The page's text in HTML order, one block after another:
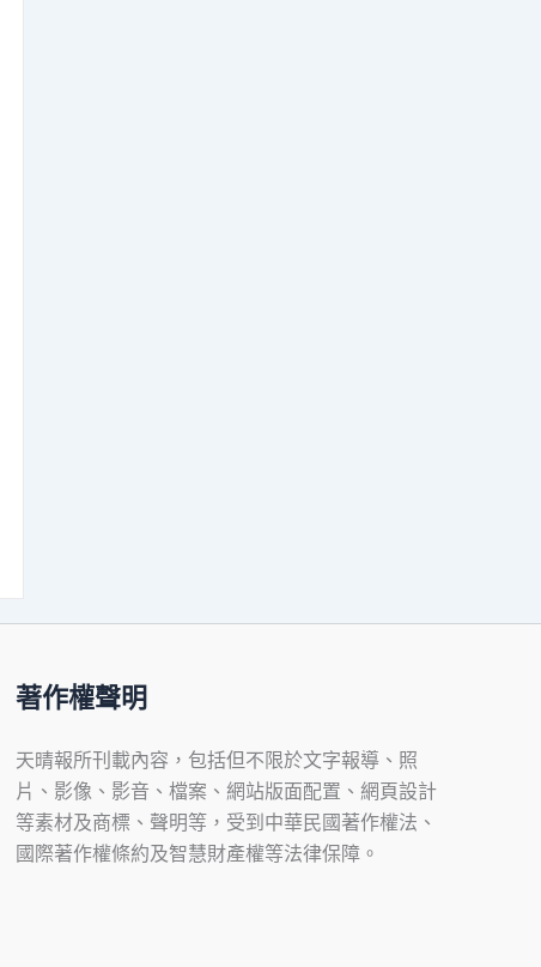
著作權聲明
天晴報所刊載內容，包括但不限於文字報導、照
片、影像、影音、檔案、網站版面配置、網頁設計
等素材及商標、聲明等，受到中華民國著作權法、
國際著作權條約及智慧財產權等法律保障。